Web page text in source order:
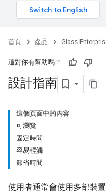
首頁 產品 Glass
這對你有幫助嗎？
設計指南
這個頁面中的內容
可瀏覽
固定時間
容易輕觸
節省時間
使用者通常會使用多部裝